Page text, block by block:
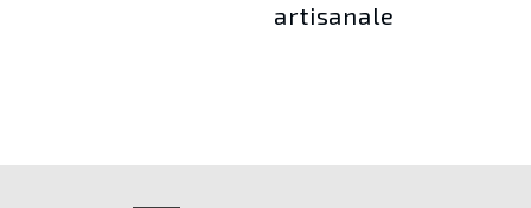
artisanale